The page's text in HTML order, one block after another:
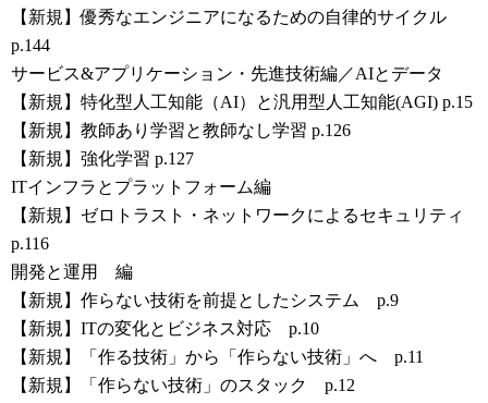
【新規】優秀なエンジニアになるための自律的サイクル
p.144
サービス&アプリケーション・先進技術編／AIとデータ
【新規】特化型人工知能（AI）と汎用型人工知能(AGI) p.15
【新規】教師あり学習と教師なし学習 p.126
【新規】強化学習 p.127
ITインフラとプラットフォーム編
【新規】ゼロトラスト・ネットワークによるセキュリティ
p.116
開発と運用 編
【新規】作らない技術を前提としたシステム p.9
【新規】ITの変化とビジネス対応 p.10
【新規】「作る技術」から「作らない技術」へ p.11
【新規】「作らない技術」のスタック p.12